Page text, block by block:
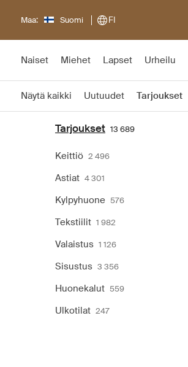
Maa: Suomi FI
Naiset Miehet Lapset Urheilu
Näytä kaikki Uutuudet Tarjoukset
Tarjoukset 13 689
Keittiö 2 496
Astiat 4 301
Kylpyhuone 576
Tekstiilit 1 982
Valaistus 1 126
Sisustus 3 356
Huonekalut 559
Ulkotilat 247